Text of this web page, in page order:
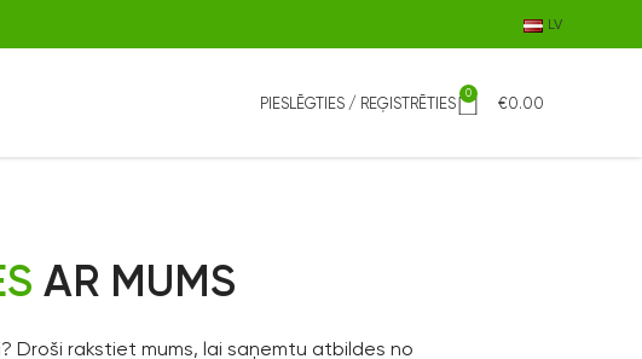
LV
PIESLĒGTIES / REĢISTRĒTIES
0
€0.00
AR MUMS
Droši rakstiet mums, lai saņemtu atbildes no